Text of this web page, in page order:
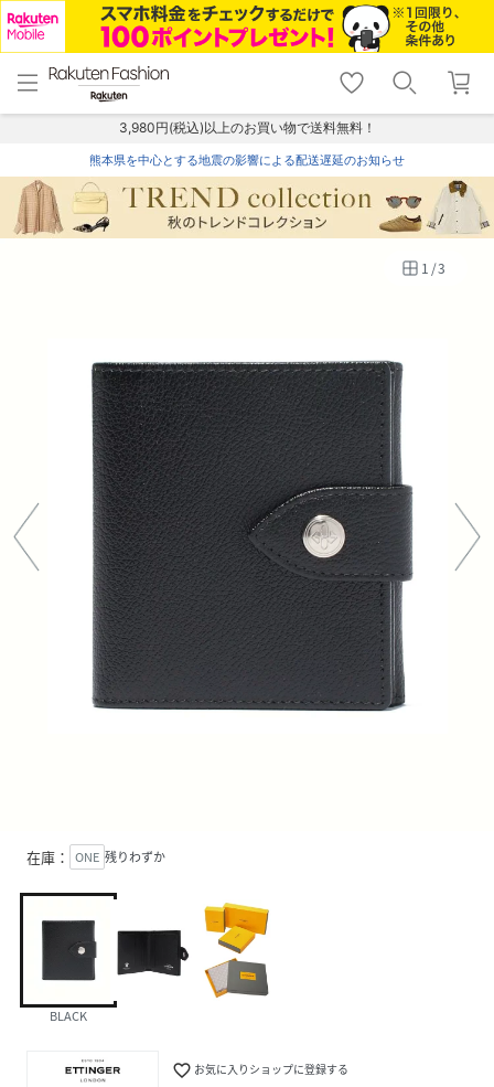
menu home
トップ
shopping_cart lock_outline
ログイン
3,980円(税込)以上のお買い物で送料無料！
熊本県を中心とする地震の影響による配送遅延のお知らせ
1 /3
在庫： ONE 残りわずか
BLACK
favorite_border お気に入りショップに登録する